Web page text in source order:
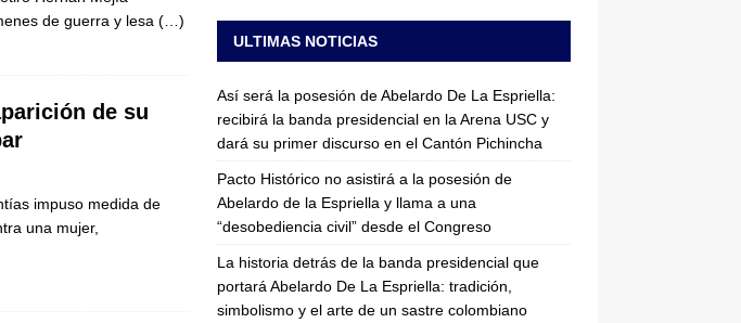
de guerra y lesa (…)
de su
impuso medida de
una mujer,
ULTIMAS NOTICIAS
Así será la posesión de Abelardo De La Espriella:
recibirá la banda presidencial en la Arena USC y
dará su primer discurso en el Cantón Pichincha
Pacto Histórico no asistirá a la posesión de
Abelardo de la Espriella y llama a una
“desobediencia civil” desde el Congreso
La historia detrás de la banda presidencial que
portará Abelardo De La Espriella: tradición,
simbolismo y el arte de un sastre colombiano